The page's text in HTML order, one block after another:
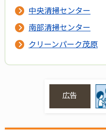
中央清掃センター
南部清掃センター
クリーンパーク茂原
広告